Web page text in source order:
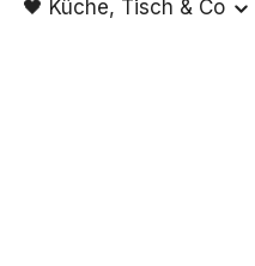
🖤 Küche, Tisch & Co